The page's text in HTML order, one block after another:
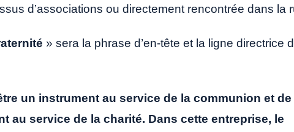
d’associations ou directement rencontrée dans la
» sera la phrase d’en-tête et la ligne directrice
un instrument au service de la communion et de
au service de la charité. Dans cette entreprise, le